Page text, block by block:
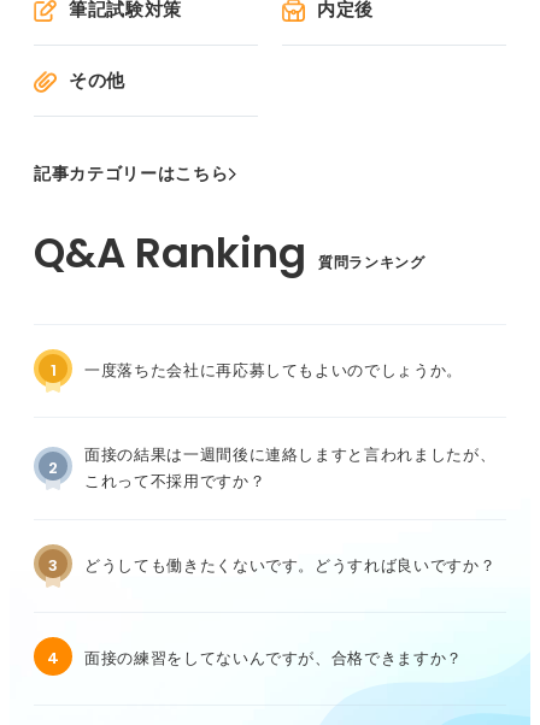
筆記試験対策 内定後
その他
記事カテゴリーはこちら
質問ランキング
1 一度落ちた会社に再応募してもよいのでしょうか。
2
面接の結果は一週間後に連絡しますと言われましたが、
これって不採用ですか？
3 どうしても働きたくないです。どうすれば良いですか？
4 面接の練習をしてないんですが、合格できますか？